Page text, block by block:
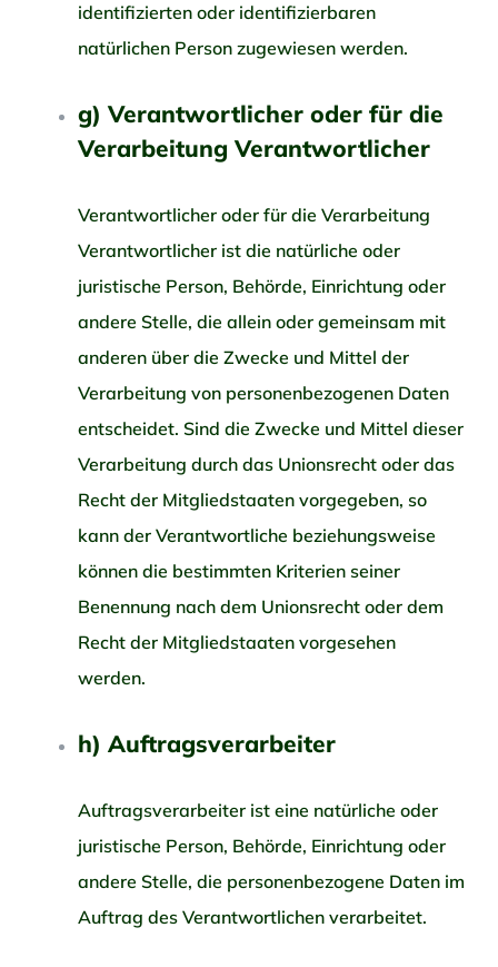
identifizierten oder identifizierbaren
natürlichen Person zugewiesen werden.
g) Verantwortlicher oder für die
Verarbeitung Verantwortlicher
Verantwortlicher oder für die Verarbeitung
Verantwortlicher ist die natürliche oder
juristische Person, Behörde, Einrichtung oder
andere Stelle, die allein oder gemeinsam mit
anderen über die Zwecke und Mittel der
Verarbeitung von personenbezogenen Daten
entscheidet. Sind die Zwecke und Mittel dieser
Verarbeitung durch das Unionsrecht oder das
Recht der Mitgliedstaaten vorgegeben, so
kann der Verantwortliche beziehungsweise
können die bestimmten Kriterien seiner
Benennung nach dem Unionsrecht oder dem
Recht der Mitgliedstaaten vorgesehen
werden.
h) Auftragsverarbeiter
Auftragsverarbeiter ist eine natürliche oder
juristische Person, Behörde, Einrichtung oder
andere Stelle, die personenbezogene Daten im
Auftrag des Verantwortlichen verarbeitet.